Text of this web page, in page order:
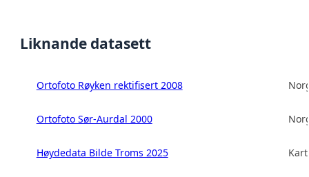
Liknande datasett
Ortofoto Røyken rektifisert 2008
Ortofoto Sør-Aurdal 2000
Høydedata Bilde Troms 2025